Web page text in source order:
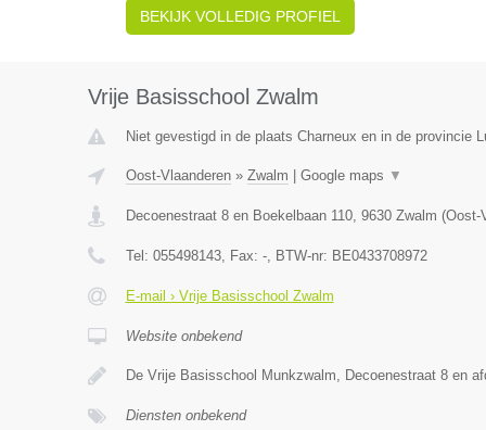
BEKIJK VOLLEDIG PROFIEL
Vrije Basisschool Zwalm
Niet gevestigd in de plaats Charneux en in de provincie
Oost-Vlaanderen» Zwalm Google maps ▼
Decoenestraat 8 en Boekelbaan 110, 9630 Zwalm (Oost-
Tel: 055498143, Fax: -, BTW-nr: BE0433708972
E-mail › Vrije Basisschool Zwalm
Website onbekend
De Vrije Basisschool Munkzwalm, Decoenestraat 8 en
Diensten onbekend